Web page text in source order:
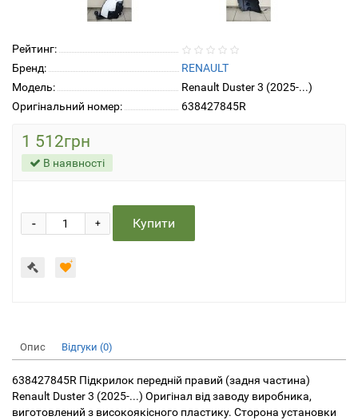
Рейтинг:
Бренд:
RENAULT
Модель:
Renault Duster 3 (2025-...)
Оригінальний номер:
638427845R
1 512грн
В наявності
+
- Купити
Опис Відгуки (0)
638427845R Підкрилок передній правий (задня частина)
Renault Duster 3 (2025-...) Оригінал від заводу виробника,
виготовлений з високоякісного пластику. Сторона установки